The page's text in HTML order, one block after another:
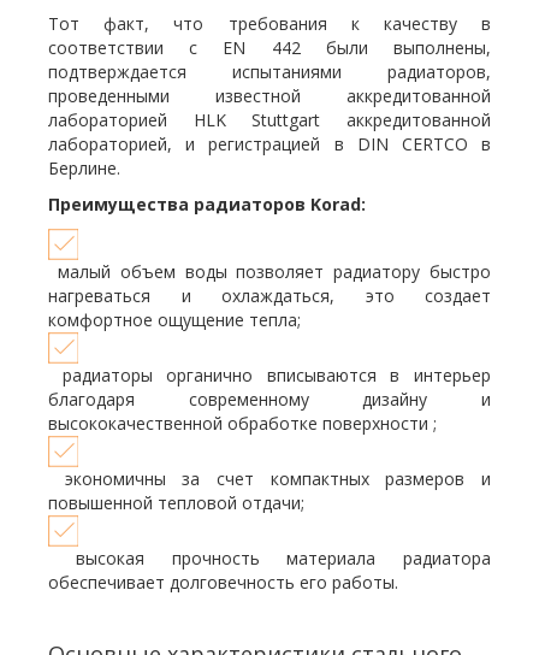
Тот факт, что требования к качеству в
соответствии с EN 442 были выполнены,
подтверждается испытаниями радиаторов,
проведенными известной аккредитованной
лабораторией HLK Stuttgart аккредитованной
лабораторией, и регистрацией в DIN CERTCO в
Берлине.
Преимущества радиаторов Korad:
малый объем воды позволяет радиатору быстро
нагреваться и охлаждаться, это создает
комфортное ощущение тепла;
радиаторы органично вписываются в интерьер
благодаря современному дизайну и
высококачественной обработке поверхности ;
экономичны за счет компактных размеров и
повышенной тепловой отдачи;
высокая прочность материала радиатора
обеспечивает долговечность его работы.